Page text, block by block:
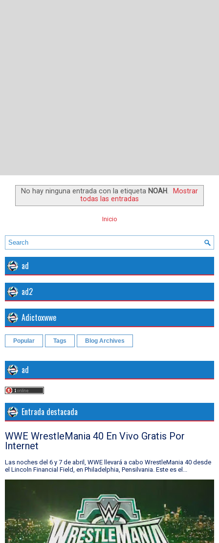
No hay ninguna entrada con la etiqueta NOAH.
Mostrar
todas las entradas
Inicio
ad
ad2
Adictoxwwe
Popular Tags Blog Archives
ad
Entrada destacada
WWE WrestleMania 40 En Vivo Gratis Por
Internet
Las noches del 6 y 7 de abril, WWE llevará a cabo WrestleMania 40 desde
el Lincoln Financial Field, en Philadelphia, Pensilvania. Este es el...